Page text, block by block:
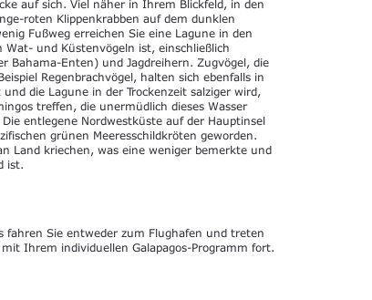
auf sich. Viel näher in Ihrem Blickfeld, in den
roten Klippenkrabben auf dem dunklen
Fußweg erreichen Sie eine Lagune in den
und Küstenvögeln ist, einschließlich
Bahama-Enten) und Jagdreihern. Zugvögel, die
Regenbrachvögel, halten sich ebenfalls in
die Lagune in der Trockenzeit salziger wird,
treffen, die unermüdlich dieses Wasser
entlegene Nordwestküste auf der Hauptinsel
grünen Meeresschildkröten geworden.
Land kriechen, was eine weniger bemerkte und
ist.
fahren Sie entweder zum Flughafen und treten
Ihrem individuellen Galapagos-Programm fort.